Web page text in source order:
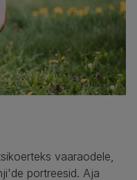
vaaraodele,
portreesid. Aja